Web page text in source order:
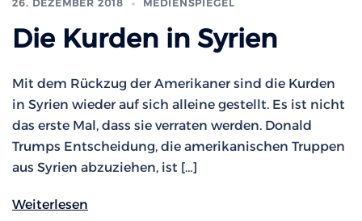
26. DEZEMBER 2018 MEDIENSPIEGEL
Die Kurden in Syrien
Mit dem Rückzug der Amerikaner sind die Kurden
in Syrien wieder auf sich alleine gestellt. Es ist nicht
das erste Mal, dass sie verraten werden. Donald
Trumps Entscheidung, die amerikanischen Truppen
aus Syrien abzuziehen, ist […]
Weiterlesen